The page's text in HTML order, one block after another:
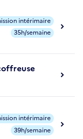
intérimaire
35h/semaine
intérimaire
39h/semaine